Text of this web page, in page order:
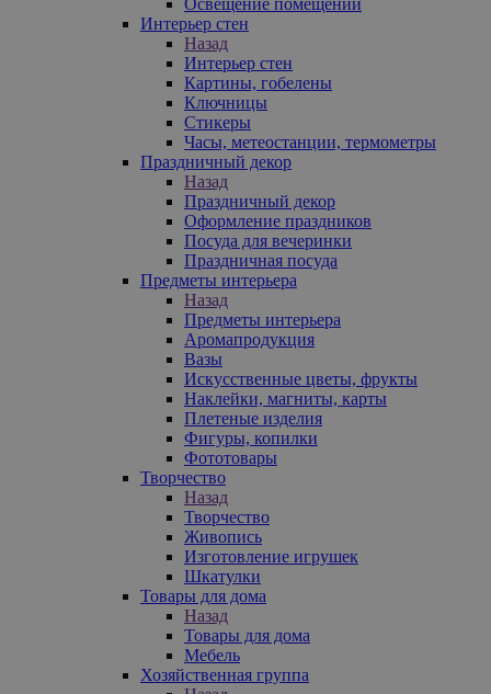
Интерьер стен
Назад
Интерьер стен
Картины, гобелены
Ключницы
Стикеры
Часы, метеостанции, термометры
Праздничный декор
Назад
Праздничный декор
Оформление праздников
Посуда для вечеринки
Праздничная посуда
Предметы интерьера
Назад
Предметы интерьера
Аромапродукция
Вазы
Искусственные цветы, фрукты
Наклейки, магниты, карты
Плетеные изделия
Фигуры, копилки
Фототовары
Творчество
Назад
Творчество
Живопись
Изготовление игрушек
Шкатулки
Товары для дома
Назад
Товары для дома
Мебель
Хозяйственная группа